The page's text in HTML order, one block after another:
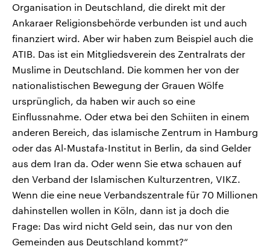
Organisation in Deutschland, die direkt mit der
Ankaraer Religionsbehörde verbunden ist und auch
finanziert wird. Aber wir haben zum Beispiel auch die
ATIB. Das ist ein Mitgliedsverein des Zentralrats der
Muslime in Deutschland. Die kommen her von der
nationalistischen Bewegung der Grauen Wölfe
ursprünglich, da haben wir auch so eine
Einflussnahme. Oder etwa bei den Schiiten in einem
anderen Bereich, das islamische Zentrum in Hamburg
oder das Al-Mustafa-Institut in Berlin, da sind Gelder
aus dem Iran da. Oder wenn Sie etwa schauen auf
den Verband der Islamischen Kulturzentren, VIKZ.
Wenn die eine neue Verbandszentrale für 70 Millionen
dahinstellen wollen in Köln, dann ist ja doch die
Frage: Das wird nicht Geld sein, das nur von den
Gemeinden aus Deutschland kommt?“